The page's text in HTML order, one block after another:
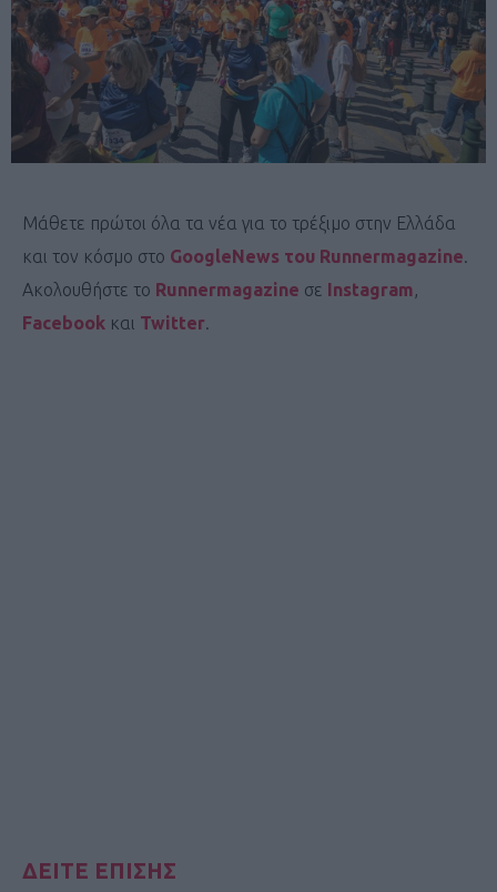
Μάθετε πρώτοι όλα τα νέα για το τρέξιμο στην Ελλάδα
και τον κόσμο στο GoogleNews του Runnermagazine.
Ακολουθήστε το Runnermagazine σε Instagram,
Facebook και Twitter.
ΔΕΙΤΕ ΕΠΙΣΗΣ